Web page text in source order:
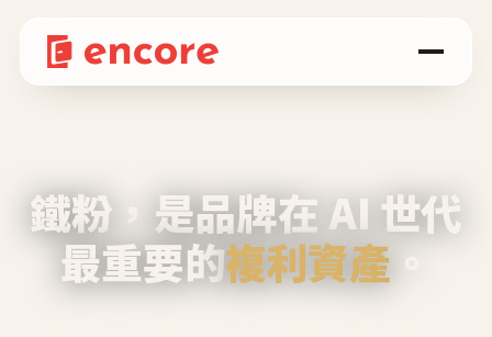
鐵粉，是品牌在 AI 世代
最重要的複利資產 。